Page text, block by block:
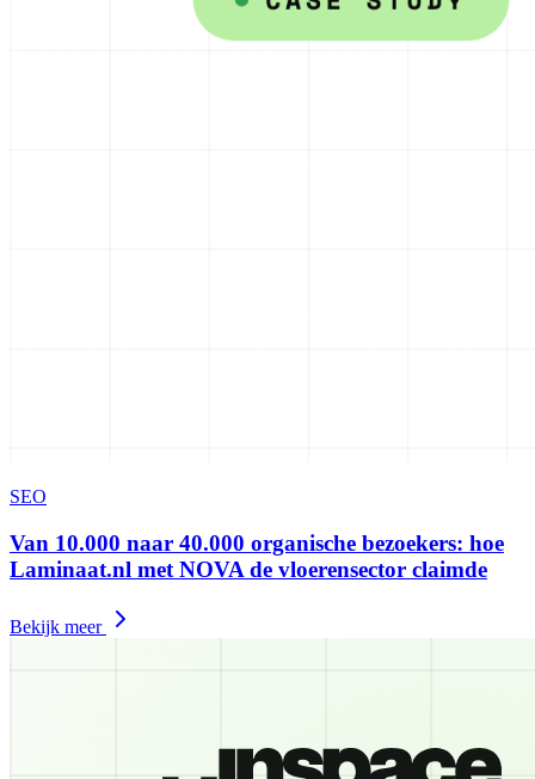
SEO
Van 10.000 naar 40.000 organische bezoekers: hoe
Laminaat.nl met NOVA de vloerensector claimde
Bekijk meer